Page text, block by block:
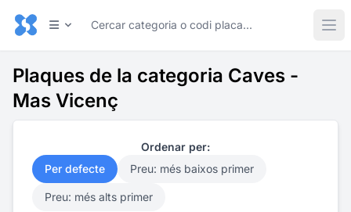
Plaques de la categoria Caves -
Mas Vicenç
Ordenar per:
Per defecte
Preu: més baixos primer
Preu: més alts primer